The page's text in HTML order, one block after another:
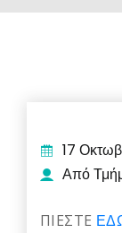
17
Από
ΠΙΕΣΤΕ